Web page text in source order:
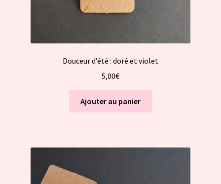
Douceur d’été : doré et violet
5,00€
Ajouter au panier